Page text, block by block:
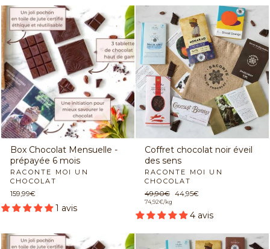
Box Chocolat Mensuelle -
prépayée 6 mois
RACONTE MOI UN
CHOCOLAT
159,99€
1 avis
Coffret chocolat noir éveil
des sens
RACONTE MOI UN
CHOCOLAT
Prix
régulier
49,90€ Prix
44,95€
74,92€/kg
4 avis